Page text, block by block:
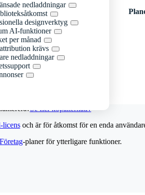
nedladdningar
designverktyg
AI-funktioner
per månad
krävs
nedladdningar
Se fler köpalternativ
licensoch är för åtkomst för en enda
Företag-planer för ytterligare funktioner.